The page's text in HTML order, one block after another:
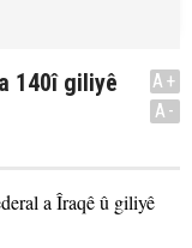
140î giliyê
A+
A-
a Îraqê û giliyê